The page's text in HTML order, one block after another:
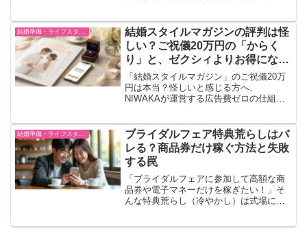
を元婚活アドバイザーが徹底解説。アプ
リ婚に理解があり、柔軟な演出を一緒に
考えてくれる式場を賢く探すプロの裏ワ
ザもご紹介します。
結婚準備・ライフスタイル
結婚スタイルマガジンの評判は怪
しい？ご祝儀20万円の「からく
り」と、ゼクシィよりお得になる
条件を徹底解説
「結婚スタイルマガジン」のご祝儀20万
円は本当？怪しいと感じる方へ、
NIWAKAが運営する広告費ゼロの仕組み
人の評判や元プロが検証します。
結婚準備・ライフスタイル
ブライダルフェア特典荒らしはバ
レる？商品券だけ稼ぐ方法と失敗
する罠
「ブライダルフェアに参加して高額な商
品券や電子マネーだけを稼ぎたい！」そ
んな特典荒らし（冷やかし）は式場にバ